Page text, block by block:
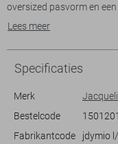
oversized pasvorm en
blouse een ontspannen
strak en stijlvol. De
combineren met
moeiteloos een
dagelijks gebruik, of je
uit hebt gepland. Het
Lees meer
Specificaties
Merk
Bestelcode
Fabrikantcode
jdymio